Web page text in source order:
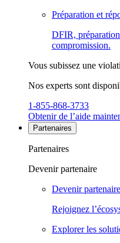
Préparation et
DFIR,
compromission.
Vous subissez une
Nos experts sont
1-855-868-3733
Obtenir de l’aide
Partenaires
Partenaires
Devenir partenaire
Devenir
Rejoignez
Explorer les